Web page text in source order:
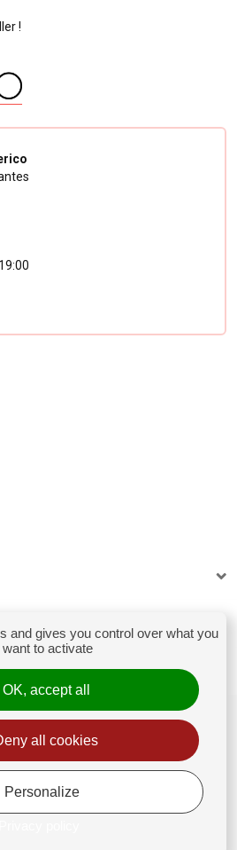
!
and gives you control over what you
want to activate
OK, accept all
all cookies
Personalize